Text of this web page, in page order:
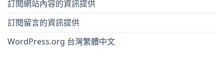
訂閱網站內容的資訊提供
訂閱留言的資訊提供
WordPress.org 台灣繁體中文